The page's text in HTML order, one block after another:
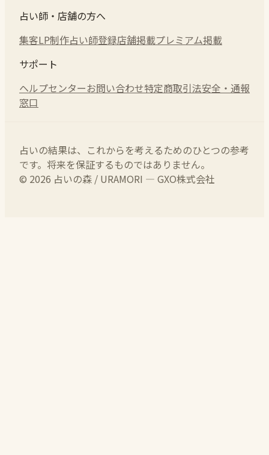
占い師・店舗の方へ
集客LP制作占い師登録店舗掲載プレミアム掲載
サポート
ヘルプセンターお問い合わせ特定商取引法安全・通報
窓口
占いの結果は、これからを考えるためのひとつの参考
です。将来を保証するものではありません。
© 2026 占いの森 / URAMORI — GXO株式会社